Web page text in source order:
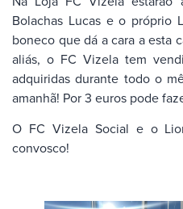
Bolachas Lucas e o próprio
boneco que dá a cara a esta
aliás, o FC Vizela tem
adquiridas durante todo o
amanhã! Por 3 euros pode
O FC Vizela Social e o
convosco!